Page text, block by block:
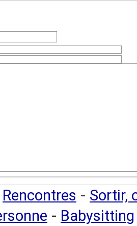
Rencontres - Sortir,
- Babysitting